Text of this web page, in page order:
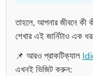
তাহলে, আপনার জীবনে কী
শেখার এই জার্নিটাও এক
📌 আরও প্রাকটিক্যাল
এখনই ভিজিট করুন: